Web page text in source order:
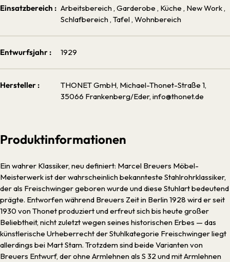
Einsatzbereich : Arbeitsbereich , Garderobe , Küche , New Work ,
Schlafbereich , Tafel , Wohnbereich
Entwurfsjahr : 1929
Hersteller :
THONET GmbH, Michael-Thonet-Straße 1,
35066 Frankenberg/Eder, info@thonet.de
Produktinformationen
Ein wahrer Klassiker, neu definiert: Marcel Breuers Möbel-
Meisterwerk ist der wahrscheinlich bekannteste Stahlrohrklassiker,
der als Freischwinger geboren wurde und diese Stuhlart bedeutend
prägte. Entworfen während Breuers Zeit in Berlin 1928 wird er seit
1930 von Thonet produziert und erfreut sich bis heute großer
Beliebtheit, nicht zuletzt wegen seines historischen Erbes — das
künstlerische Urheberrecht der Stuhlkategorie Freischwinger liegt
allerdings bei Mart Stam. Trotzdem sind beide Varianten von
Breuers Entwurf, der ohne Armlehnen als S 32 und mit Armlehnen